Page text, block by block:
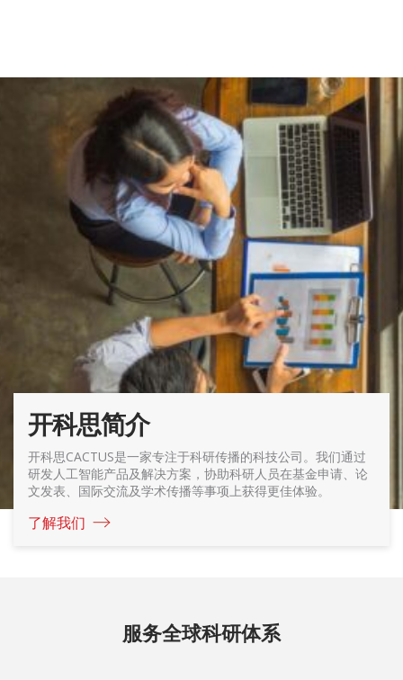
开科思简介
开科思CACTUS是一家专注于科研传播的科技公司。我们通过
研发人工智能产品及解决方案，协助科研人员在基金申请、论
文发表、国际交流及学术传播等事项上获得更佳体验。
了解我们
服务全球科研体系